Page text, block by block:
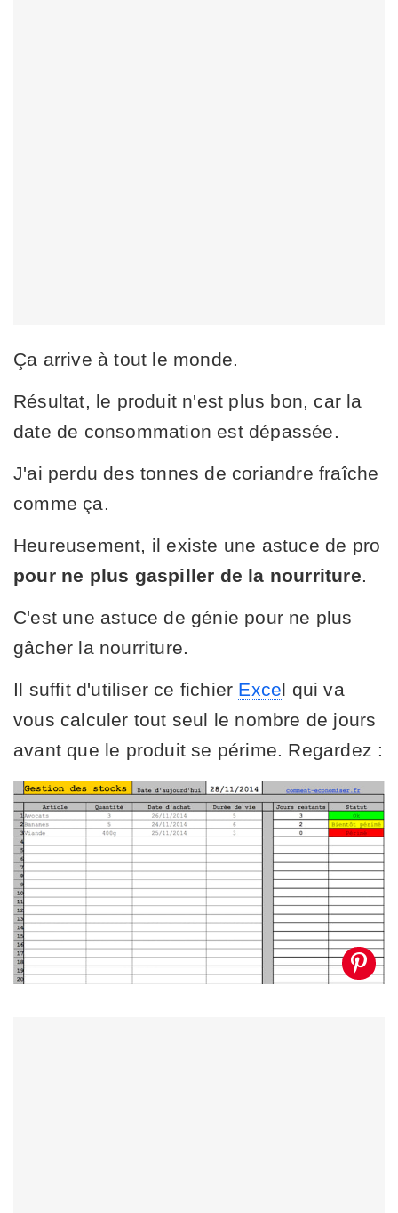
Ça arrive à tout le monde.
Résultat, le produit n'est plus bon, car la
date de consommation est dépassée.
J'ai perdu des tonnes de coriandre fraîche
comme ça.
Heureusement, il existe une astuce de pro
pour ne plus gaspiller de la nourriture
C'est une astuce de génie pour ne plus
gâcher la nourriture.
Il suffit d'utiliser ce fichier Excel qui va
vous calculer tout seul le nombre de jours
avant que le produit se périme. Regardez :